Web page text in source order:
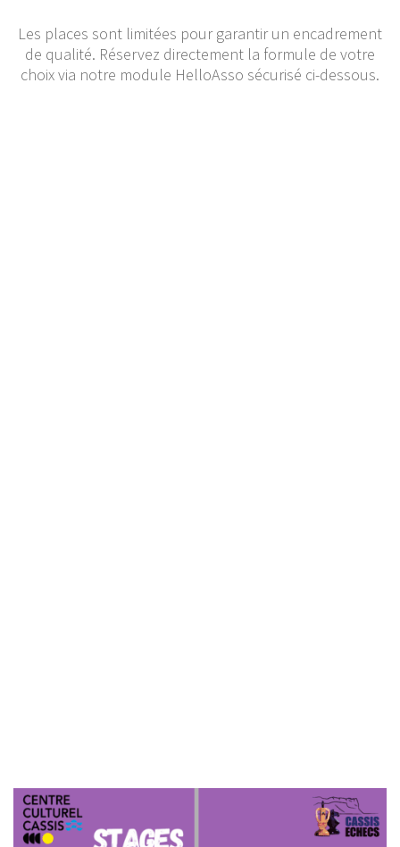
Les places sont limitées pour garantir un encadrement
de qualité. Réservez directement la formule de votre
choix via notre module HelloAsso sécurisé ci-dessous.